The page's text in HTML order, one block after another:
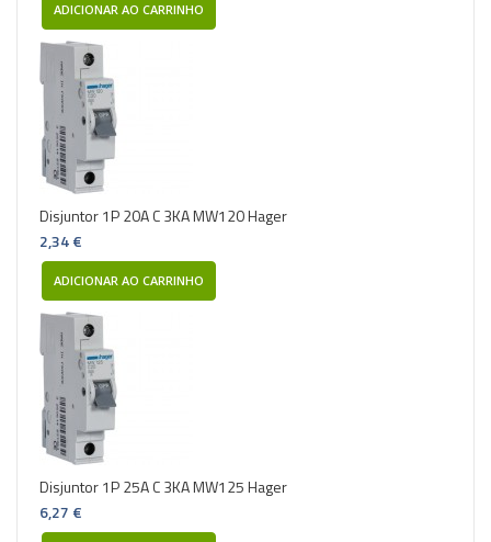
ADICIONAR AO CARRINHO
Disjuntor 1P 20A C 3KA MW120 Hager
2,34 €
ADICIONAR AO CARRINHO
Disjuntor 1P 25A C 3KA MW125 Hager
6,27 €